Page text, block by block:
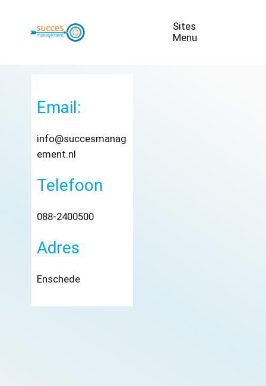
Menu
Menu
Email:
info@succesmanag
ement.nl
Telefoon
088-2400500
Adres
Enschede